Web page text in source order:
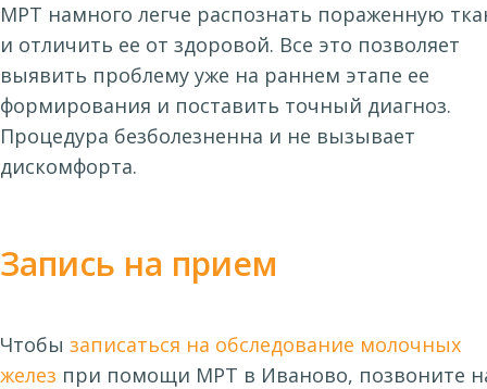
МРТ намного легче распознать пораженную
и отличить ее от здоровой. Все это позволяет
выявить проблему уже на раннем этапе ее
формирования и поставить точный диагноз.
Процедура безболезненна и не вызывает
дискомфорта.
Запись на прием
Чтобы записаться на обследование молочных
желез при помощи МРТ в Иваново, позвоните